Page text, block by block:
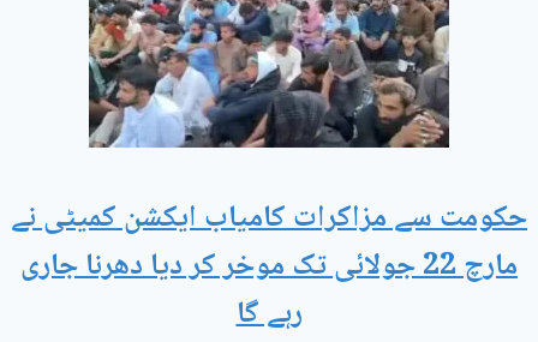
حکومت سے مزاکرات کامیاب ایکشن کمیٹی نے
مارچ 22 جولائی تک موخر کر دیا دھرنا جاری
رہے گا